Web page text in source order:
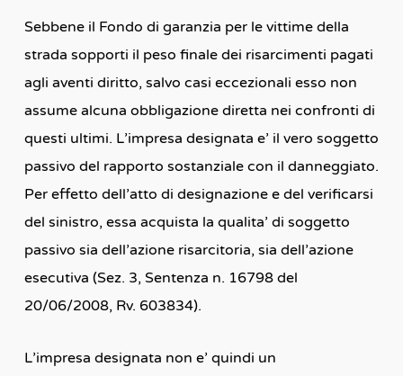
Sebbene il Fondo di garanzia per le vittime della
strada sopporti il peso finale dei risarcimenti pagati
agli aventi diritto, salvo casi eccezionali esso non
assume alcuna obbligazione diretta nei confronti di
questi ultimi. L’impresa designata e’ il vero soggetto
passivo del rapporto sostanziale con il danneggiato.
Per effetto dell’atto di designazione e del verificarsi
del sinistro, essa acquista la qualita’ di soggetto
passivo sia dell’azione risarcitoria, sia dell’azione
esecutiva (Sez. 3, Sentenza n. 16798 del
20/06/2008, Rv. 603834).
L’impresa designata non e’ quindi un